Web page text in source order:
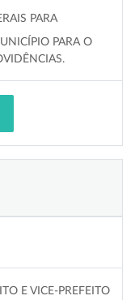
PARA
PARA O
E VICE-PREFEITO